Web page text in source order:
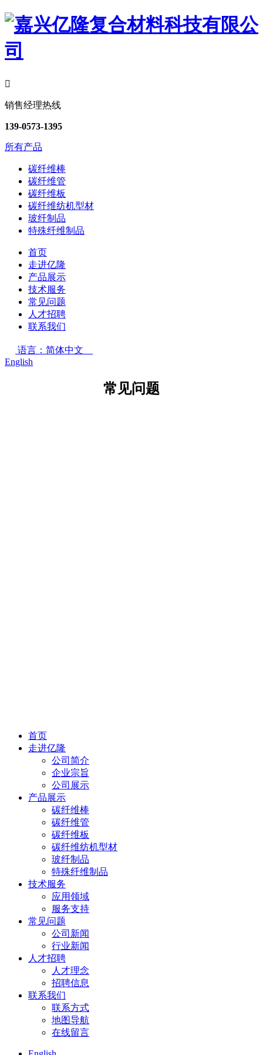

销售经理热线
139-0573-1395
所有产品
碳纤维棒
碳纤维管
碳纤维板
碳纤维纺机型材
玻纤制品
特殊纤维制品
首页
走进亿隆
产品展示
技术服务
常见问题
人才招聘
联系我们
语言：简体中文
English
常见问题
首页
走进亿隆
公司简介
企业宗旨
公司展示
产品展示
碳纤维棒
碳纤维管
碳纤维板
碳纤维纺机型材
玻纤制品
特殊纤维制品
技术服务
应用领域
服务支持
常见问题
公司新闻
行业新闻
人才招聘
人才理念
招聘信息
联系我们
联系方式
地图导航
在线留言